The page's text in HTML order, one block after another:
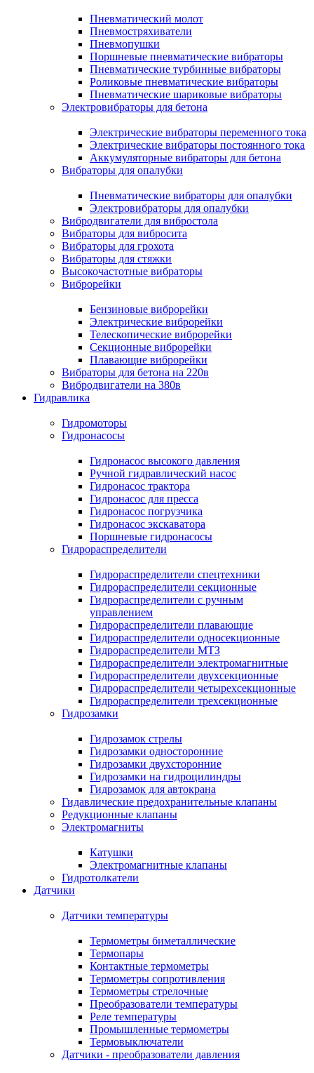
Пневматический молот
Пневмостряхиватели
Пневмопушки
Поршневые пневматические вибраторы
Пневматические турбинные вибраторы
Роликовые пневматические вибраторы
Пневматические шариковые вибраторы
Электровибраторы для бетона
Электрические вибраторы переменного тока
Электрические вибраторы постоянного тока
Аккумуляторные вибраторы для бетона
Вибраторы для опалубки
Пневматические вибраторы для опалубки
Электровибраторы для опалубки
Вибродвигатели для вибростола
Вибраторы для вибросита
Вибраторы для грохота
Вибраторы для стяжки
Высокочастотные вибраторы
Виброрейки
Бензиновые виброрейки
Электрические виброрейки
Телескопические виброрейки
Секционные виброрейки
Плавающие виброрейки
Вибраторы для бетона на 220в
Вибродвигатели на 380в
Гидравлика
Гидромоторы
Гидронасосы
Гидронасос высокого давления
Ручной гидравлический насос
Гидронасос трактора
Гидронасос для пресса
Гидронасос погрузчика
Гидронасос экскаватора
Поршневые гидронасосы
Гидрораспределители
Гидрораспределители спецтехники
Гидрораспределители секционные
Гидрораспределители с ручным
управлением
Гидрораспределители плавающие
Гидрораспределители односекционные
Гидрораспределители МТЗ
Гидрораспределители электромагнитные
Гидрораспределители двухсекционные
Гидрораспределители четырехсекционные
Гидрораспределители трехсекционные
Гидрозамки
Гидрозамок стрелы
Гидрозамки односторонние
Гидрозамки двухсторонние
Гидрозамки на гидроцилиндры
Гидрозамок для автокрана
Гидавлические предохранительные клапаны
Редукционные клапаны
Электромагниты
Катушки
Электромагнитные клапаны
Гидротолкатели
Датчики
Датчики температуры
Термометры биметаллические
Термопары
Контактные термометры
Термометры сопротивления
Термометры стрелочные
Преобразователи температуры
Реле температуры
Промышленные термометры
Термовыключатели
Датчики - преобразователи давления